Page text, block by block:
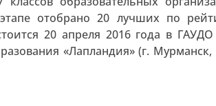
отобрано 20 лучших по
20 апреля 2016 года в
«Лапландия» (г. Мурманск,